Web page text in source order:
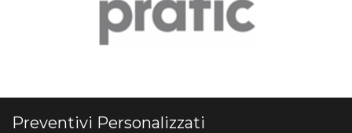
Preventivi Personalizzati